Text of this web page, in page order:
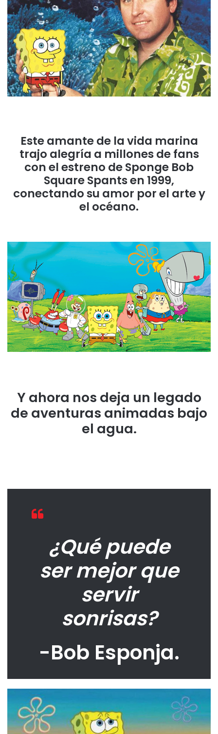
Este amante de la vida marina
trajo alegría a millones de fans
con el estreno de Sponge Bob
Square Spants en 1999,
conectando su amor por el arte y
el océano.
Y ahora nos deja un legado
de aventuras animadas bajo
el agua.
¿Qué puede
ser mejor que
servir
sonrisas?
-Bob Esponja.